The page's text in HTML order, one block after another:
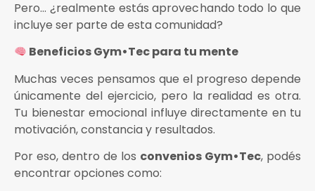
Pero… ¿realmente estás aprovechando todo lo que
incluye ser parte de esta comunidad?
Beneficios Gym•Tec para tu mente
Muchas veces pensamos que el progreso depende
únicamente del ejercicio, pero la realidad es otra.
Tu bienestar emocional influye directamente en tu
motivación, constancia y resultados.
Por eso, dentro de los convenios Gym•Tec, podés
encontrar opciones como: